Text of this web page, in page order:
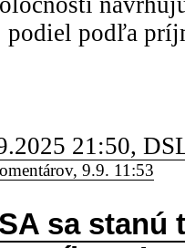
podiel podľa
21:50,
9.9. 11:53
sa stanú